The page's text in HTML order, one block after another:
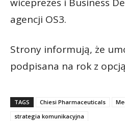
wiceprezes i Business
agencji OS3.
Strony informują, że
podpisana na rok z
TAGS Chiesi Pharmaceuticals
strategia komunikacyjna